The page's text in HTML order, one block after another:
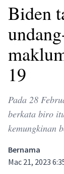
Biden
19
Pada 28
berkata biro
kemungkinan
Bernama
Mac 21, 2023